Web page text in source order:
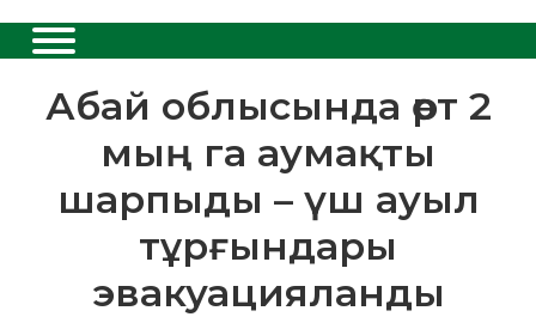
Абай облысында өрт 2
мың га аумақты
шарпыды – үш ауыл
тұрғындары
эвакуацияланды